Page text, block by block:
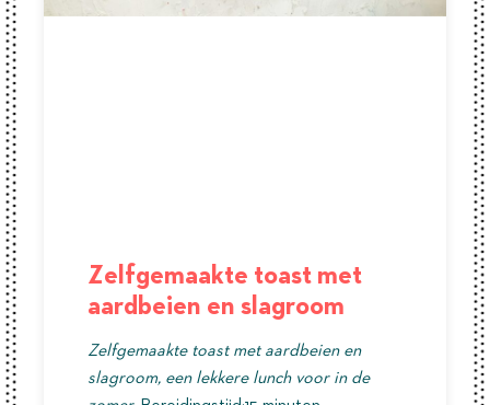
Zelfgemaakte toast met
aardbeien en slagroom
Zelfgemaakte toast met aardbeien en
slagroom, een lekkere lunch voor in de